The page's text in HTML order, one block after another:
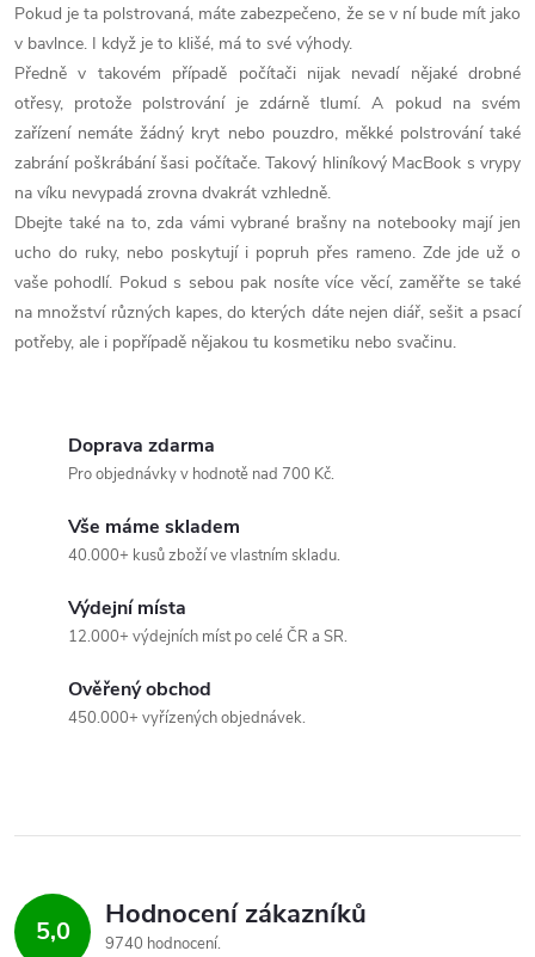
c
í
p
r
v
k
y
Pokud je ta polstrovaná, máte zabezpečeno, že se v ní bude mít jako
v bavlnce. I když je to klišé, má to své výhody.
Předně v takovém případě počítači nijak nevadí nějaké drobné
otřesy, protože polstrování je zdárně tlumí. A pokud na svém
zařízení nemáte žádný kryt nebo pouzdro, měkké polstrování také
zabrání poškrábání šasi počítače. Takový hliníkový MacBook s vrypy
na víku nevypadá zrovna dvakrát vzhledně.
Dbejte také na to, zda vámi vybrané brašny na notebooky mají jen
ucho do ruky, nebo poskytují i popruh přes rameno. Zde jde už o
vaše pohodlí. Pokud s sebou pak nosíte více věcí, zaměřte se také
na množství různých kapes, do kterých dáte nejen diář, sešit a psací
potřeby, ale i popřípadě nějakou tu kosmetiku nebo svačinu.
Doprava zdarma
Pro objednávky v hodnotě nad 700 Kč.
Vše máme skladem
40.000+ kusů zboží ve vlastním skladu.
Výdejní místa
12.000+ výdejních míst po celé ČR a SR.
Ověřený obchod
450.000+ vyřízených objednávek.
5,0 Hodnocení zákazníků
9740 hodnocení